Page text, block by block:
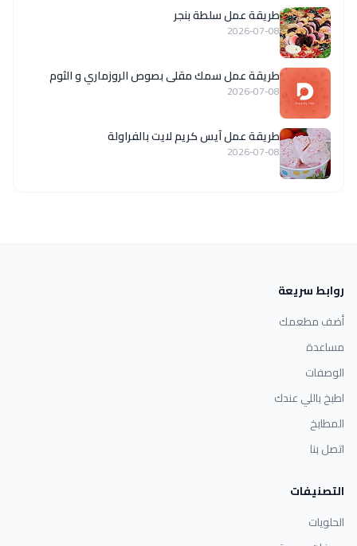
طريقة عمل سلطة بنجر
2026-07-08
طريقة عمل سمك مقلى بصوص الروزماري و الثوم
2026-07-08
طريقة عمل آيس كريم لايت بالفراولة
2026-07-08
روابط سريعة
أضف مطعمك
مساعدة
الوصفات
اطبخ باللي عندك
المطابخ
اتصل بنا
التصنيفات
الحلويات